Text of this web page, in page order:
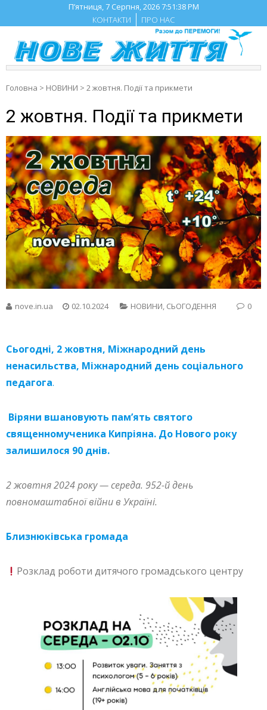
content
П’ятниця, 7 Серпня, 20267:51:39 PM
КОНТАКТИ
ПРО НАС
Головна > НОВИНИ > 2 жовтня. Події та прикмети
2 жовтня. Події та прикмети
nove.in.ua 02.10.2024 НОВИНИ, СЬОГОДЕННЯ 0
Сьогодні, 2 жовтня, Міжнародний день
ненасильства, Міжнародний день соціального
педагога.
Віряни вшановують пам’ять святого
священномученика Кипріяна. До Нового року
залишилося 90 днів.
2 жовтня 2024 року — середа. 952-й день
повномаштабної війни в Україні.
Близнюківська громада
Розклад роботи дитячого громадського центру